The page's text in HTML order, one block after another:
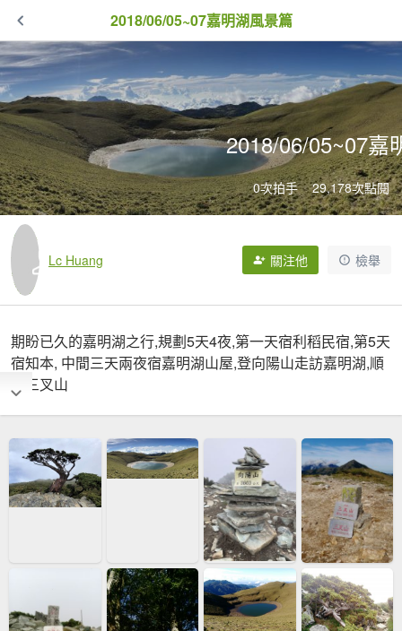
2018/06/05~07嘉明湖風景篇
2018/06/05~07嘉
0次拍手 29,178次點閱
Lc Huang 關注他 檢舉
期盼已久的嘉明湖之行,規劃5天4夜,第一天宿利稻民宿,第5天
宿知本, 中間三天兩夜宿嘉明湖山屋,登向陽山走訪嘉明湖,順
登三叉山